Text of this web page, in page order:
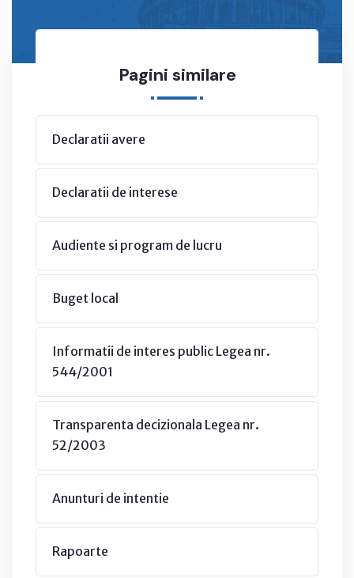
Pagini similare
Declaratii avere
Declaratii de interese
Audiente si program de lucru
Buget local
Informatii de interes public Legea nr.
544/2001
Transparenta decizionala Legea nr.
52/2003
Anunturi de intentie
Rapoarte